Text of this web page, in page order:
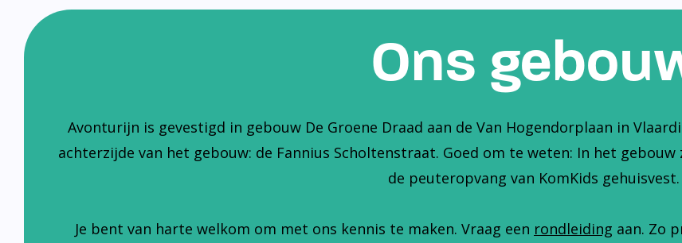
Ons
Avonturijn is gevestigd in gebouw De Groene Draad aan de Van Hogendorplaan in
achterzijde van het gebouw: de Fannius Scholtenstraat. Goed om te weten: In het
de peuteropvang van KomKids gehuisvest.
Je bent van harte welkom om met ons kennis te maken. Vraag een rondleiding aan. Zo